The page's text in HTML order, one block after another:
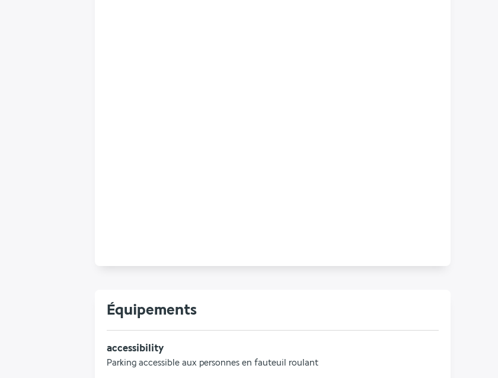
Équipements
accessibility
Parking accessible aux personnes en fauteuil roulant